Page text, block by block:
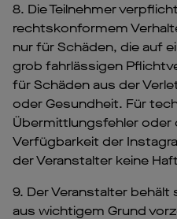
8. Die Teilnehmer
rechtskonformem
nur für Schäden, die auf
grob fahrlässigen
für Schäden aus der
oder Gesundheit. Für
Übermittlungsfehler oder
Verfügbarkeit der
der Veranstalter keine
9. Der Veranstalter behält
aus wichtigem Grund